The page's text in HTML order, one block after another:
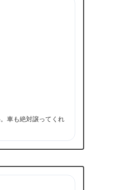
車も絶対譲ってくれ